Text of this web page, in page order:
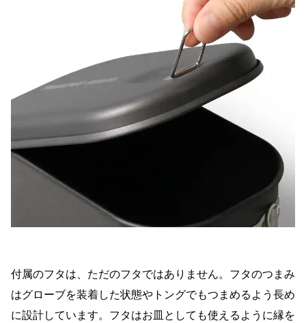
付属のフタは、ただのフタではありません。フタのつまみ
はグローブを装着した状態やトングでもつまめるよう長め
に設計しています。フタはお皿としても使えるように縁を